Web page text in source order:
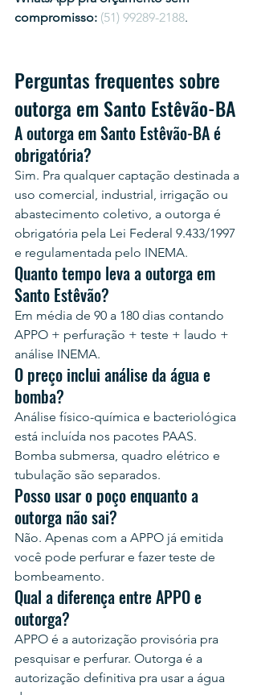
compromisso: (51) 99289-2188.
Perguntas frequentes sobre
outorga em Santo Estêvão-BA
A outorga em Santo Estêvão-BA é
obrigatória?
Sim. Pra qualquer captação destinada a
uso comercial, industrial, irrigação ou
abastecimento coletivo, a outorga é
obrigatória pela Lei Federal 9.433/1997
e regulamentada pelo INEMA.
Quanto tempo leva a outorga em
Santo Estêvão?
Em média de 90 a 180 dias contando
APPO + perfuração + teste + laudo +
análise INEMA.
O preço inclui análise da água e
bomba?
Análise físico-química e bacteriológica
está incluída nos pacotes PAAS.
Bomba submersa, quadro elétrico e
tubulação são separados.
Posso usar o poço enquanto a
outorga não sai?
Não. Apenas com a APPO já emitida
você pode perfurar e fazer teste de
bombeamento.
Qual a diferença entre APPO e
outorga?
APPO é a autorização provisória pra
pesquisar e perfurar. Outorga é a
autorização definitiva pra usar a água